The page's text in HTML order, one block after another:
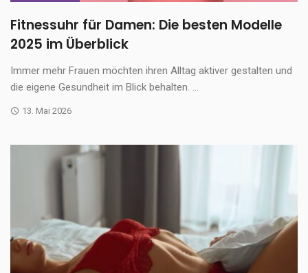
Fitnessuhr für Damen: Die besten Modelle
2025 im Überblick
Immer mehr Frauen möchten ihren Alltag aktiver gestalten und
die eigene Gesundheit im Blick behalten. ...
13. Mai 2026